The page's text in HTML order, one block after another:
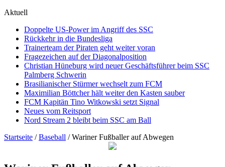
Aktuell
Doppelte US-Power im Angriff des SSC
Rückkehr in die Bundesliga
Trainerteam der Piraten geht weiter voran
Fragezeichen auf der Diagonalposition
Christian Hüneburg wird neuer Geschäftsführer beim SSC
Palmberg Schwerin
Brasilianischer Stürmer wechselt zum FCM
Maximilian Böttcher hält weiter den Kasten sauber
FCM Kapitän Tino Witkowski setzt Signal
Neues vom Reitsport
Nord Stream 2 bleibt beim SSC am Ball
Startseite / Baseball / Wariner Fußballer auf Abwegen